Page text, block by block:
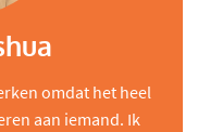
omdat het heel
aan iemand. Ik